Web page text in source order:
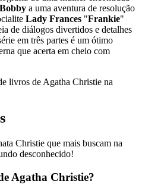
Bobby a uma aventura de resolução
Lady Frances "Frankie"
de diálogos divertidos e detalhes
em três partes é um ótimo
que acerta em cheio com
livros de Agatha Christie na
Christie que mais buscam na
desconhecido!
Agatha Christie?